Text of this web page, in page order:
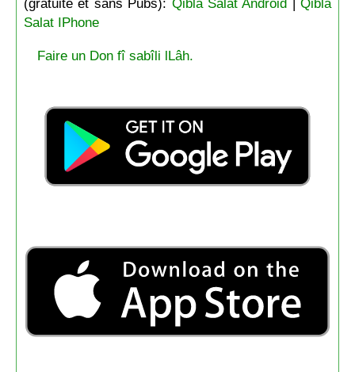
(gratuite et sans Pubs): Qibla Salat Android |Qibla
Salat IPhone
Faire un Don fî sabîli lLâh.